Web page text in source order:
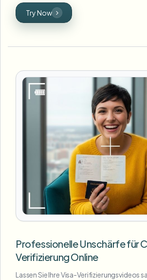
Try Now
Professionelle Unschärfe für
Verifizierung Online
Lassen Sie Ihre Visa-Verifizierungsvideos